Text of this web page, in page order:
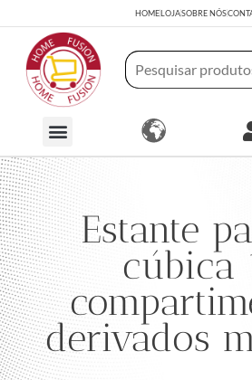
HOMELOJASOBRE NÓS
Estante
cúbica
derivados